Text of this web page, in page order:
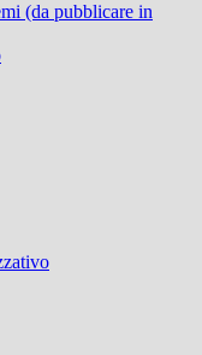
(da pubblicare in